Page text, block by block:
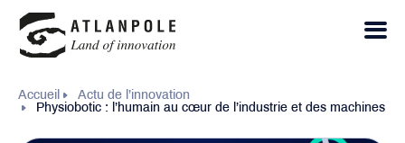
Accueil
Actu de l’innovation
Physiobotic : l’humain au cœur de l’industrie et des machines